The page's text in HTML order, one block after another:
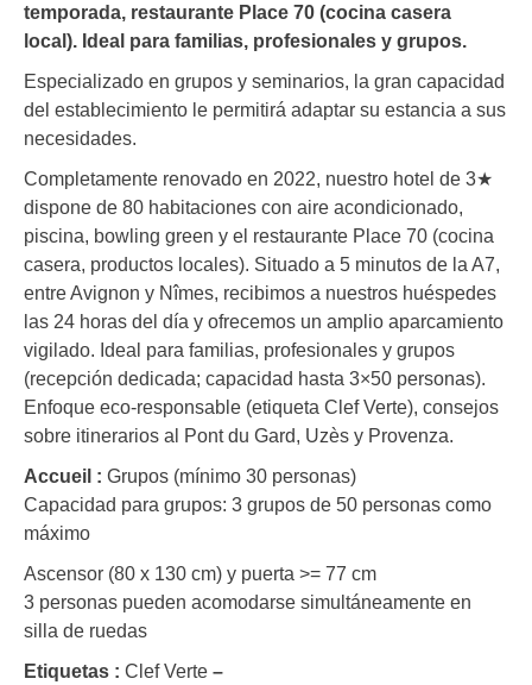
temporada, restaurante Place 70 (cocina casera
local). Ideal para familias, profesionales y grupos.
Especializado en grupos y seminarios, la gran capacidad
del establecimiento le permitirá adaptar su estancia a sus
necesidades.
Completamente renovado en 2022, nuestro hotel de 3★
dispone de 80 habitaciones con aire acondicionado,
piscina, bowling green y el restaurante Place 70 (cocina
casera, productos locales). Situado a 5 minutos de la A7,
entre Avignon y Nîmes, recibimos a nuestros huéspedes
las 24 horas del día y ofrecemos un amplio aparcamiento
vigilado. Ideal para familias, profesionales y grupos
(recepción dedicada; capacidad hasta 3×50 personas).
Enfoque eco-responsable (etiqueta Clef Verte), consejos
sobre itinerarios al Pont du Gard, Uzès y Provenza.
Accueil : Grupos (mínimo 30 personas)
Capacidad para grupos: 3 grupos de 50 personas como
máximo
Ascensor (80 x 130 cm) y puerta >= 77 cm
3 personas pueden acomodarse simultáneamente en
silla de ruedas
Etiquetas : Clef Verte –